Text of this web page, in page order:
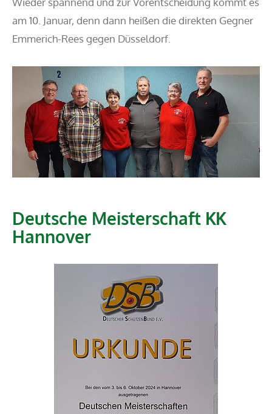
am 10. Januar, denn dann heißen die direkten Gegner
Emmerich-Rees gegen Düsseldorf.
Deutsche Meisterschaft KK
Hannover